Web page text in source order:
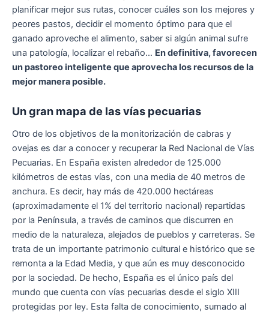
planificar mejor sus rutas, conocer cuáles son los mejores y
peores pastos, decidir el momento óptimo para que el
ganado aproveche el alimento, saber si algún animal sufre
una patología, localizar el rebaño… En definitiva, favorecen
un pastoreo inteligente que aprovecha los recursos de la
mejor manera posible.
Un gran mapa de las vías pecuarias
Otro de los objetivos de la monitorización de cabras y
ovejas es dar a conocer y recuperar la Red Nacional de Vías
Pecuarias. En España existen alrededor de 125.000
kilómetros de estas vías, con una media de 40 metros de
anchura. Es decir, hay más de 420.000 hectáreas
(aproximadamente el 1% del territorio nacional) repartidas
por la Península, a través de caminos que discurren en
medio de la naturaleza, alejados de pueblos y carreteras. Se
trata de un importante patrimonio cultural e histórico que se
remonta a la Edad Media, y que aún es muy desconocido
por la sociedad. De hecho, España es el único país del
mundo que cuenta con vías pecuarias desde el siglo XIII
protegidas por ley. Esta falta de conocimiento, sumado al